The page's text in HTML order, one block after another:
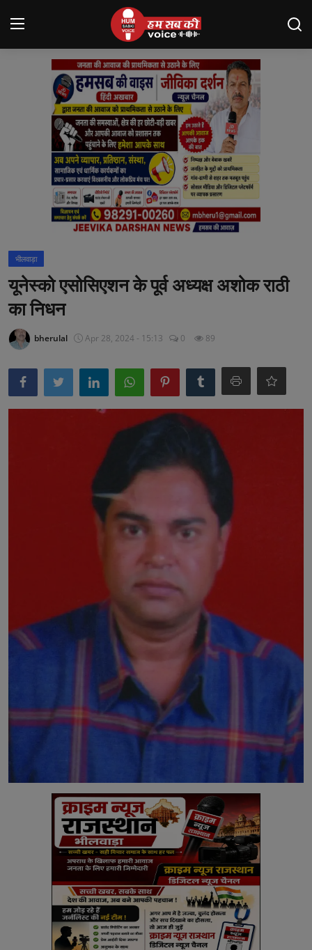
Login Register
About us
शाहपुरा
मनोरंजन
अनूपगढ़
राजस्थान
भीलवाड़ा
यूनेस्को एसोसिएशन के पूर्व अध्यक्ष अशोक राठी
का निधन
bherulal Apr 28, 2024 - 15:13 0 89